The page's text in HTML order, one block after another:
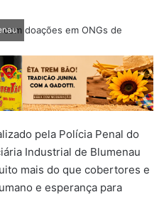
pela Polícia Penal do
Industrial de Blumenau
mais do que cobertores e
e esperança para